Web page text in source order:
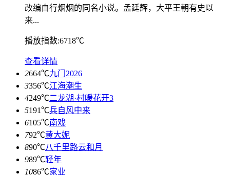
改编自行烟烟的同名小说。孟廷辉，大平王朝有史以
来...
播放指数:6718℃
查看详情
2664℃九门2026
3356℃江海潮生
4249℃二龙湖·村暖花开3
5191℃兵自风中来
6105℃南戏
792℃黄大妮
890℃八千里路云和月
989℃轻年
1086℃家业